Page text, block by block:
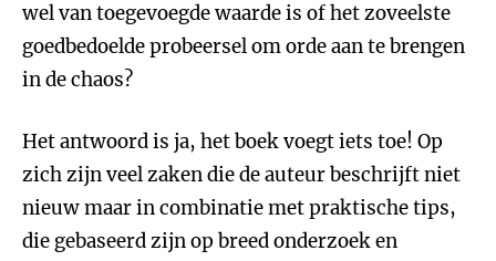
wel van toegevoegde waarde is of het zoveelste
goedbedoelde probeersel om orde aan te brengen
in de chaos?
Het antwoord is ja, het boek voegt iets toe! Op
zich zijn veel zaken die de auteur beschrijft niet
nieuw maar in combinatie met praktische tips,
die gebaseerd zijn op breed onderzoek en